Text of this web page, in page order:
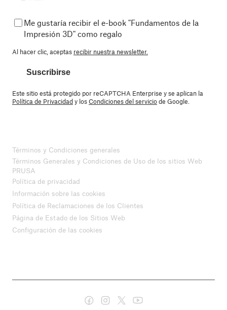
Me gustaría recibir el e-book "Fundamentos de la
Impresión 3D" como regalo
Al hacer clic, aceptas recibir nuestra newsletter.
Suscribirse
Este sitio está protegido por reCAPTCHA Enterprise y se aplican la
Política de Privacidady losCondiciones del serviciode Google.
Términos y Condiciones generales
Términos Generales y Condiciones de Uso de los sitios Web
PRUSA
Política de privacidad
Información sobre las cookies
Política de Reclamaciones de los Clientes
Página de Estado de los Sitios Web
Configuración de las cookies